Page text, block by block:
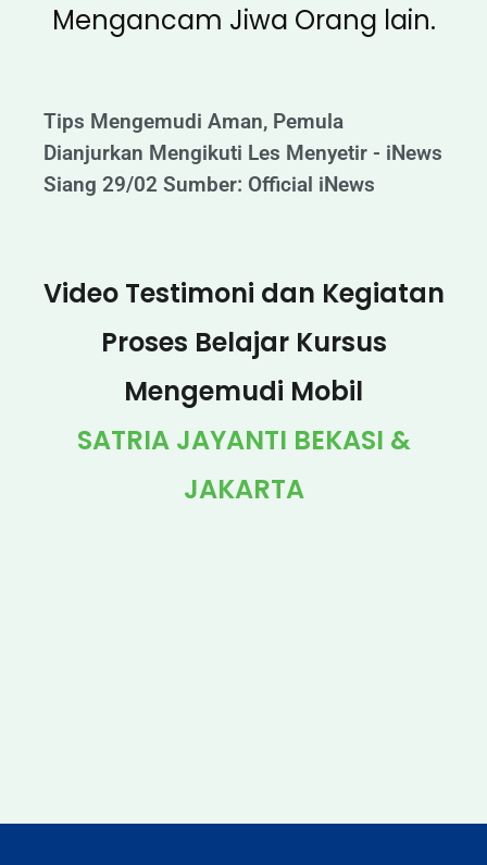
Mengancam Jiwa Orang lain.
Tips Mengemudi Aman, Pemula
Dianjurkan Mengikuti Les Menyetir - iNews
Siang 29/02 Sumber: Official iNews
Video Testimoni dan Kegiatan
Proses Belajar Kursus
Mengemudi Mobil
SATRIA JAYANTI BEKASI &
JAKARTA